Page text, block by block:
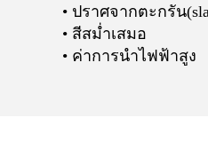
ปราศจากตะกรัน
สีสม่ำเสมอ
ค่าการนำไฟฟ้าสูง